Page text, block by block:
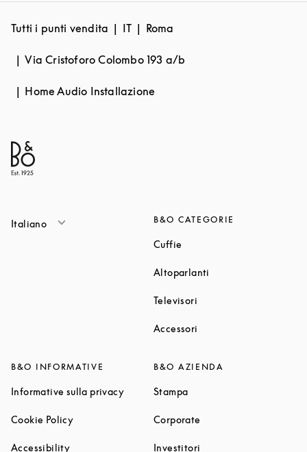
Tutti i punti vendita IT Roma
Via Cristoforo Colombo 193 a/b
Home Audio Installazione
Italiano B&O CATEGORIE
Cuffie
Altoparlanti
Televisori
Accessori
B&O INFORMATIVE
Informative sulla privacyLink Opens in New Tab
Cookie PolicyLink Opens in New Tab
AccessibilityLink Opens in New Tab
B&O AZIENDA
StampaLink Opens in New Tab
Corporate
Investitori